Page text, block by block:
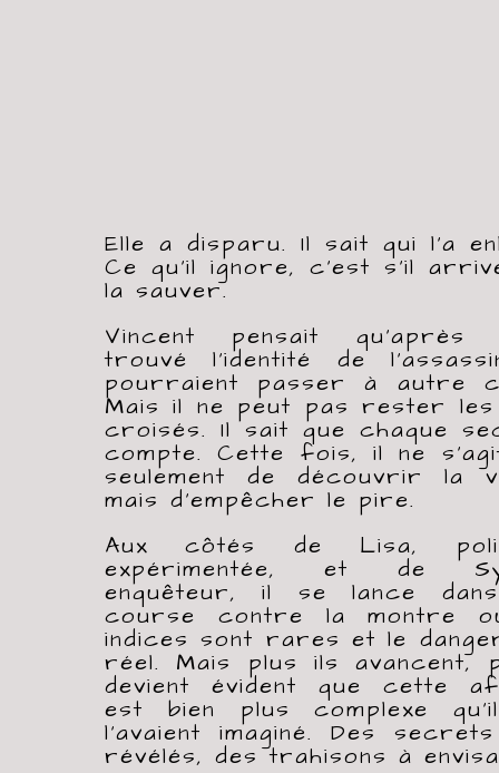
Elle a disparu. Il sait qui l’a
Ce qu’il ignore, c’est s’il
la sauver.
Vincent pensait qu’après
trouvé l’identité de
pourraient passer à autre
Mais il ne peut pas rester
croisés. Il sait que chaque
compte. Cette fois, il ne
seulement de découvrir la
mais d’empêcher le pire.
Aux côtés de Lisa,
expérimentée, et de
enquêteur, il se lance
course contre la montre
indices sont rares et le
réel. Mais plus ils avancent,
devient évident que cette
est bien plus complexe
l’avaient imaginé. Des
révélés, des trahisons à